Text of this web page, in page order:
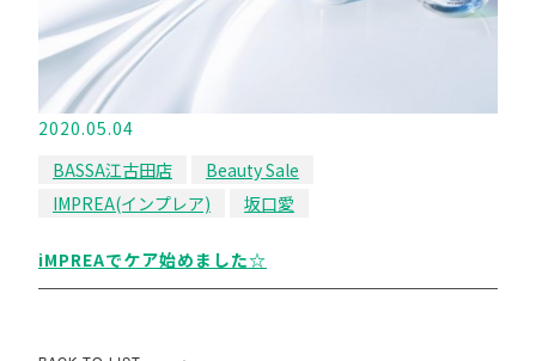
2020.05.04
BASSA江古田店
Beauty Sale
IMPREA(インプレア)
坂口愛
iMPREAでケア始めました☆